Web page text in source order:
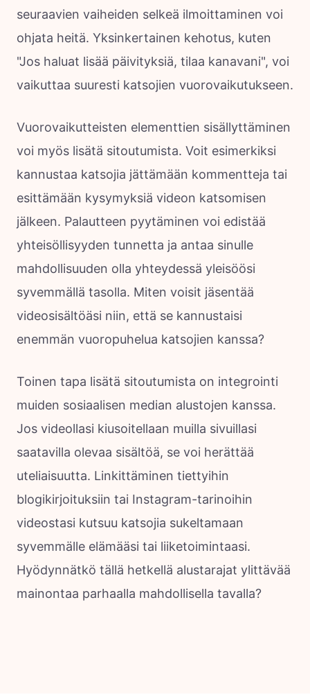
seuraavien vaiheiden selkeä ilmoittaminen voi
ohjata heitä. Yksinkertainen kehotus, kuten
"Jos haluat lisää päivityksiä, tilaa kanavani", voi
vaikuttaa suuresti katsojien vuorovaikutukseen.
Vuorovaikutteisten elementtien sisällyttäminen
voi myös lisätä sitoutumista. Voit esimerkiksi
kannustaa katsojia jättämään kommentteja tai
esittämään kysymyksiä videon katsomisen
jälkeen. Palautteen pyytäminen voi edistää
yhteisöllisyyden tunnetta ja antaa sinulle
mahdollisuuden olla yhteydessä yleisöösi
syvemmällä tasolla. Miten voisit jäsentää
videosisältöäsi niin, että se kannustaisi
enemmän vuoropuhelua katsojien kanssa?
Toinen tapa lisätä sitoutumista on integrointi
muiden sosiaalisen median alustojen kanssa.
Jos videollasi kiusoitellaan muilla sivuillasi
saatavilla olevaa sisältöä, se voi herättää
uteliaisuutta. Linkittäminen tiettyihin
blogikirjoituksiin tai Instagram-tarinoihin
videostasi kutsuu katsojia sukeltamaan
syvemmälle elämääsi tai liiketoimintaasi.
Hyödynnätkö tällä hetkellä alustarajat ylittävää
mainontaa parhaalla mahdollisella tavalla?